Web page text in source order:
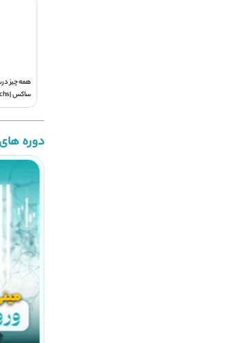
همه چیز
ساکس | Goldman Sachs
دوره